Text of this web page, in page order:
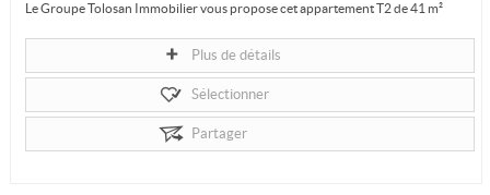
Le Groupe Tolosan Immobilier vous propose cet appartement T2 de 41 m²
Plus de détails
Sélectionner
Partager